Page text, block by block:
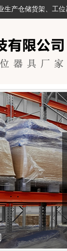
产仓储货架、工